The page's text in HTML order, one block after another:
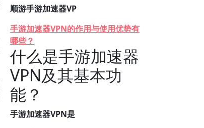
顺游手游加速器VP
手游加速器VPN的作用与使用优势有
哪些？
什么是手游加速器
VPN及其基本功
能？
手游加速器VPN是